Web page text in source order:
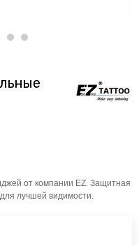
от компании EZ. Защитная
лучшей видимости.